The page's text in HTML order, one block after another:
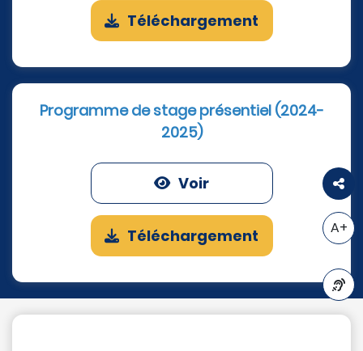
Téléchargement
Programme de stage présentiel (2024-
2025)
Voir
Téléchargement A+
A-